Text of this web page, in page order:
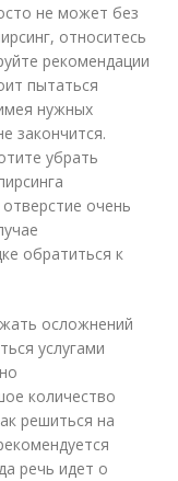
не может без
относитесь
рекомендации
пытаться
нужных
закончится.
убрать
очень
обратиться к
осложнений
услугами
количество
решиться на
речь идет о